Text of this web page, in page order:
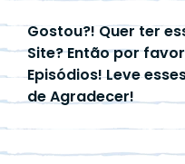
Gostou?! Quer ter
Site? Então por
Episódios! Leve
de Agradecer!